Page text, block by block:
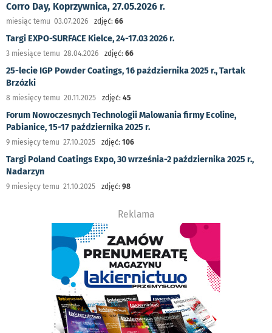
Corro Day, Koprzywnica, 27.05.2026 r.
miesiąc temu 03.07.2026 zdjęć: 66
Targi EXPO-SURFACE Kielce, 24-17.03 2026 r.
3 miesiące temu 28.04.2026 zdjęć: 66
25-lecie IGP Powder Coatings, 16 października 2025 r., Tartak
Brzózki
8 miesięcy temu 20.11.2025 zdjęć: 45
Forum Nowoczesnych Technologii Malowania firmy Ecoline,
Pabianice, 15-17 października 2025 r.
9 miesięcy temu 27.10.2025 zdjęć: 106
Targi Poland Coatings Expo, 30 września-2 października 2025 r.,
Nadarzyn
9 miesięcy temu 21.10.2025 zdjęć: 98
Reklama